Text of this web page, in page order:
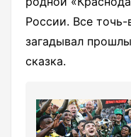
России. Все
загадывал
сказка.